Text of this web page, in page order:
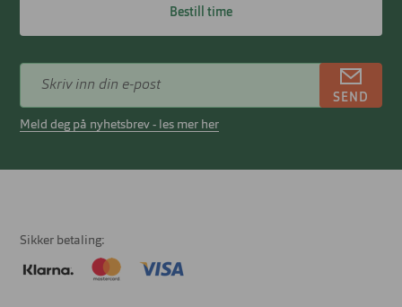
Bestill time
SEND
Meld deg på nyhetsbrev - les mer her
Sikker betaling